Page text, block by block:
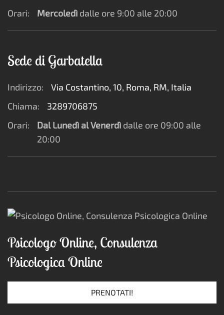
Orari:
Mercoledì dalle ore 9:00 alle 20:00
Sede di Garbatella
Indirizzo:
Via Costantino, 10, Roma, RM, Italia
Chiama:
3289706875
Orari:
Dal Lunedì al Venerdì dalle ore 09:00 alle
20:00
Psicologo Online, Consulenza
Psicologica Online
PRENOTATI!